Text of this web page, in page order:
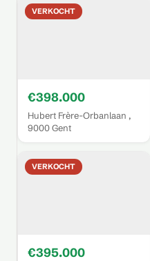
VERKOCHT
€398.000
Hubert Frère-Orbanlaan ,
9000 Gent
VERKOCHT
€395.000